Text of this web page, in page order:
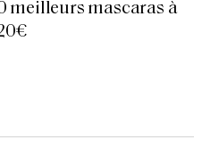
meilleurs mascaras à